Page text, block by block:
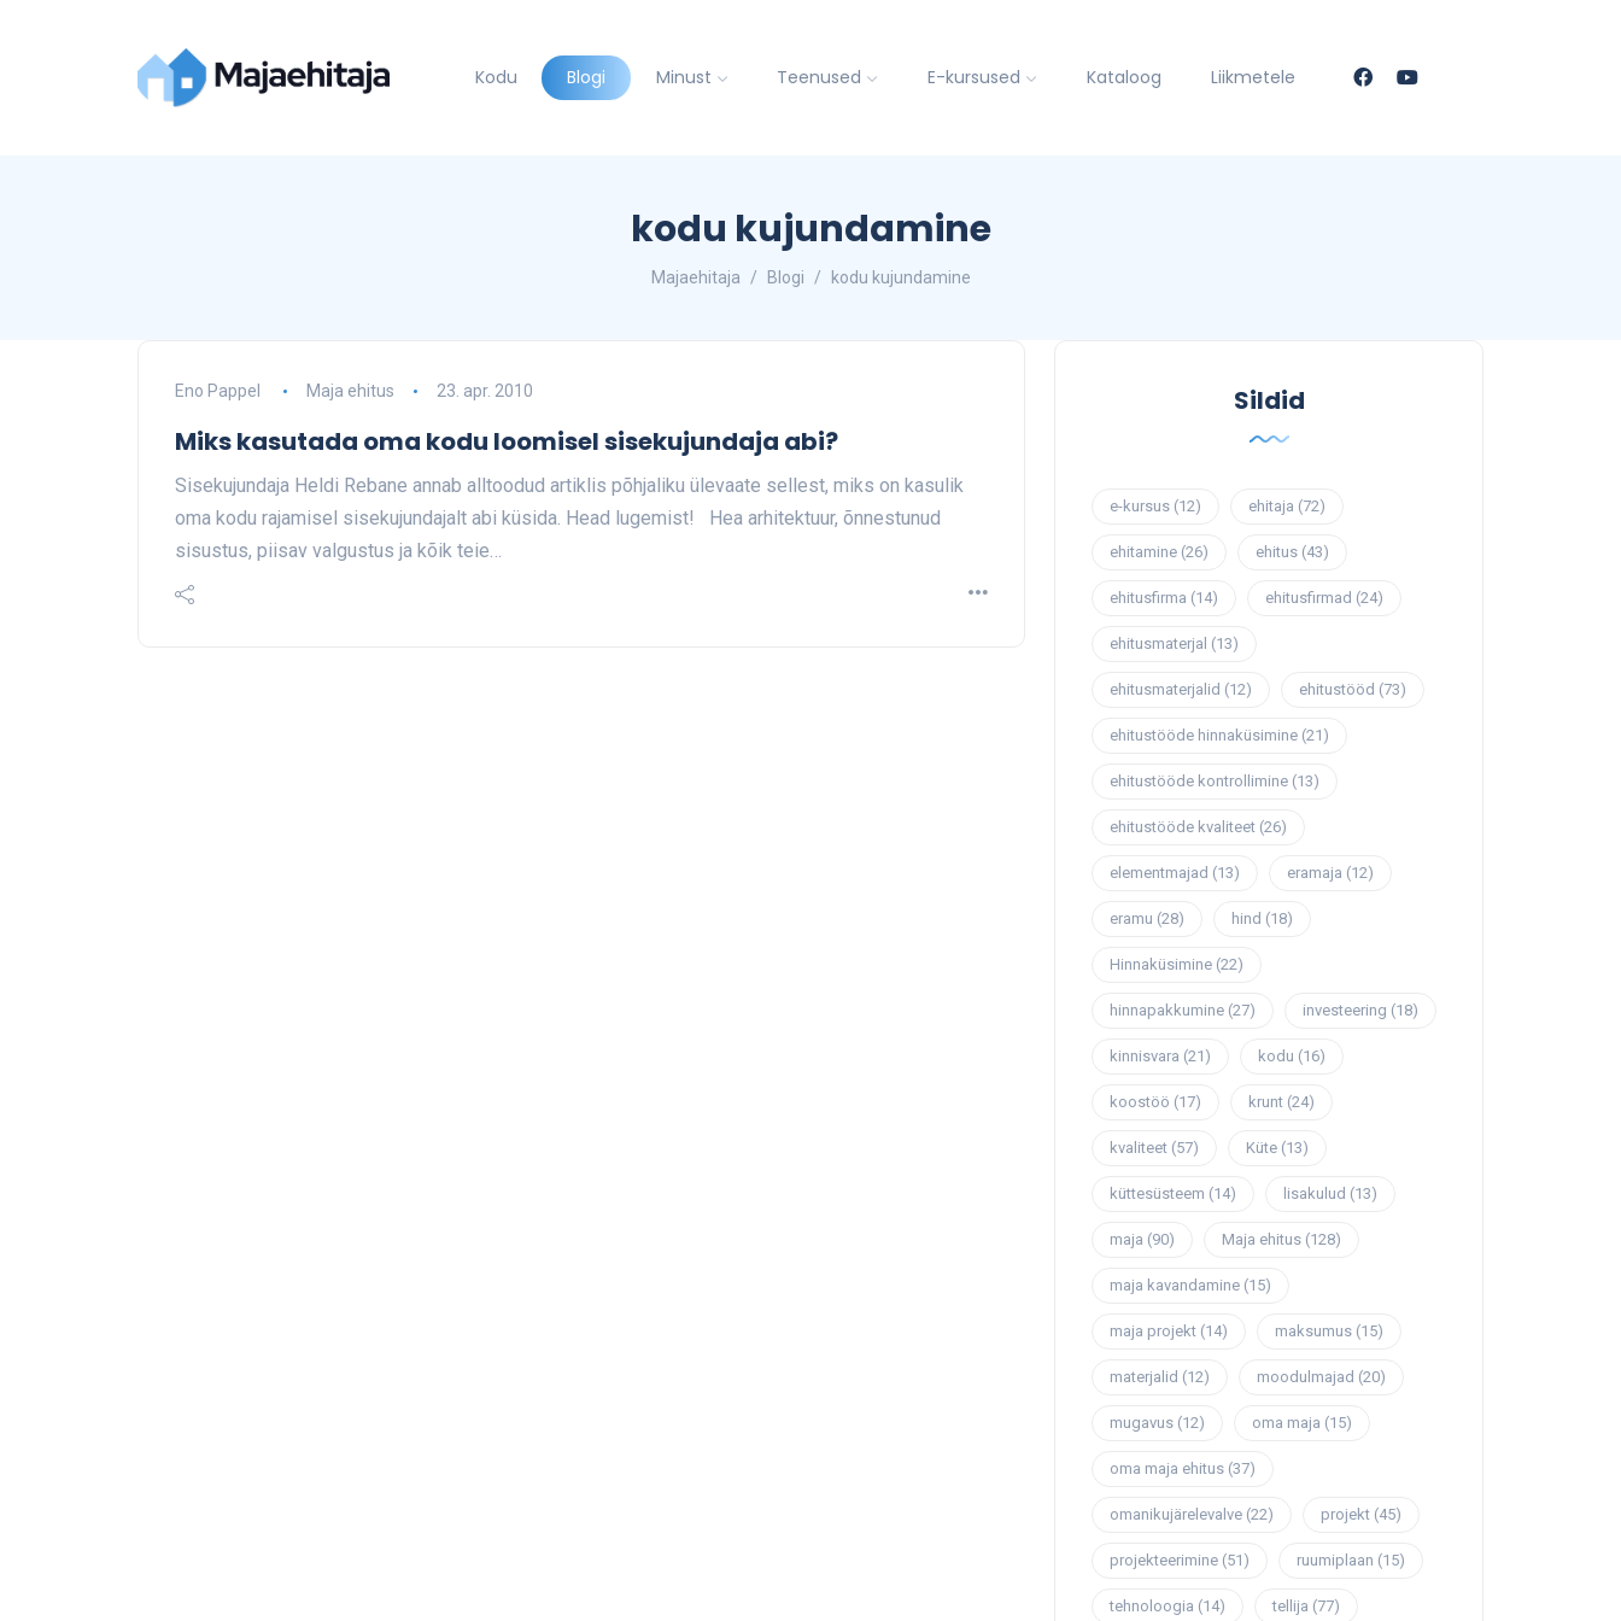
Kodu Blogi Minust Teenused E-kursused Kataloog Liikmetele
kodu kujundamine
Majaehitaja Blogi kodu kujundamine
Eno Pappel Maja ehitus 23. apr. 2010
Miks kasutada oma kodu loomisel sisekujundaja abi?
Sisekujundaja Heldi Rebane annab alltoodud artiklis põhjaliku ülevaate sellest, miks on kasulik
oma kodu rajamisel sisekujundajalt abi küsida. Head lugemist! Hea arhitektuur, õnnestunud
sisustus, piisav valgustus ja kõik teie…
Sildid
e-kursus (12) ehitaja (72)
ehitamine (26) ehitus (43)
ehitusfirma (14) ehitusfirmad (24)
ehitusmaterjal (13)
ehitusmaterjalid (12) ehitustööd (73)
ehitustööde hinnaküsimine (21)
ehitustööde kontrollimine (13)
ehitustööde kvaliteet (26)
elementmajad (13) eramaja (12)
eramu (28) hind (18)
Hinnaküsimine (22)
hinnapakkumine (27) investeering (18)
kinnisvara (21) kodu (16)
koostöö (17) krunt (24)
kvaliteet (57) Küte (13)
küttesüsteem (14) lisakulud (13)
maja (90) Maja ehitus (128)
maja kavandamine (15)
maja projekt (14) maksumus (15)
materjalid (12) moodulmajad (20)
mugavus (12) oma maja (15)
oma maja ehitus (37)
omanikujärelevalve (22) projekt (45)
projekteerimine (51) ruumiplaan (15)
tehnoloogia (14) tellija (77)